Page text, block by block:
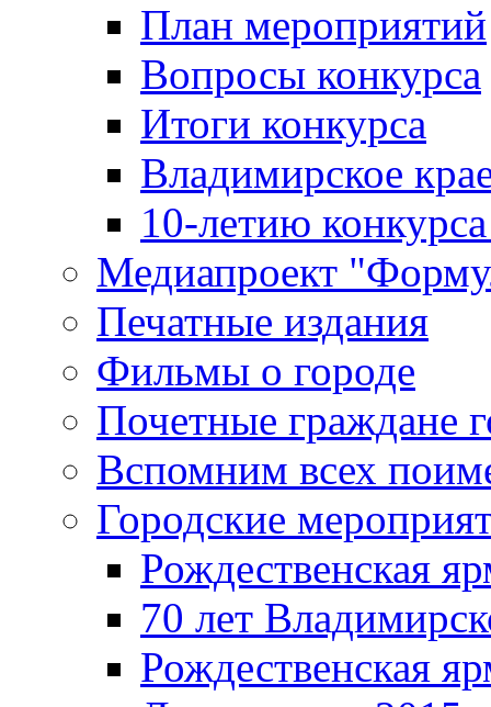
План мероприятий
Вопросы конкурса
Итоги конкурса
Владимирское
10-летию
Медиапроект
Печатные издания
Фильмы о городе
Почетные граждане
Вспомним всех
Городские
Рождественская
70 лет
Рождественская